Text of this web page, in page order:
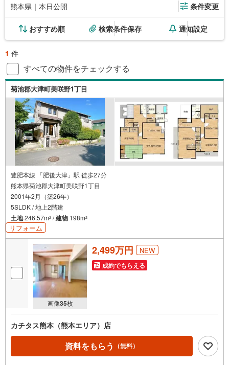
熊本県｜本日公開 条件変更
おすすめ順 検索条件保存 通知設定
1 件
すべての物件をチェックする
菊池郡大津町美咲野1丁目
豊肥本線 「肥後大津」駅 徒歩27分
熊本県菊池郡大津町美咲野1丁目
2001年2月（築26年）
5SLDK / 地上2階建
土地246.57m2 /建物 198m2
リフォーム
画像35枚
2,499万円 NEW
成約でもらえる
カチタス熊本（熊本エリア）店
資料をもらう （無料）